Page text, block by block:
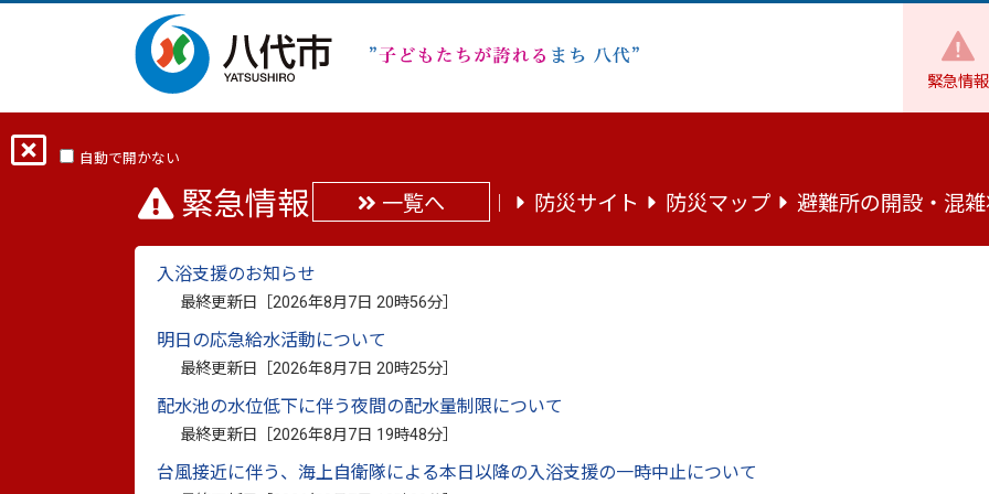
緊急情報
自動で開かない
緊急情報 一覧へ 防災サイト 防災マップ 避難所の開設・混
入浴支援のお知らせ
最終更新日［2026年8月7日 20時56分
明日の応急給水活動について
最終更新日［2026年8月7日 20時25分
配水池の水位低下に伴う夜間の配水量制限について
最終更新日［2026年8月7日 19時48分
台風接近に伴う、海上自衛隊による本日以降の入浴支援の一時中止について
～障がい者手帳をお持ちの方へ～ 運転免許取得助成のご案
内
申請のご案内